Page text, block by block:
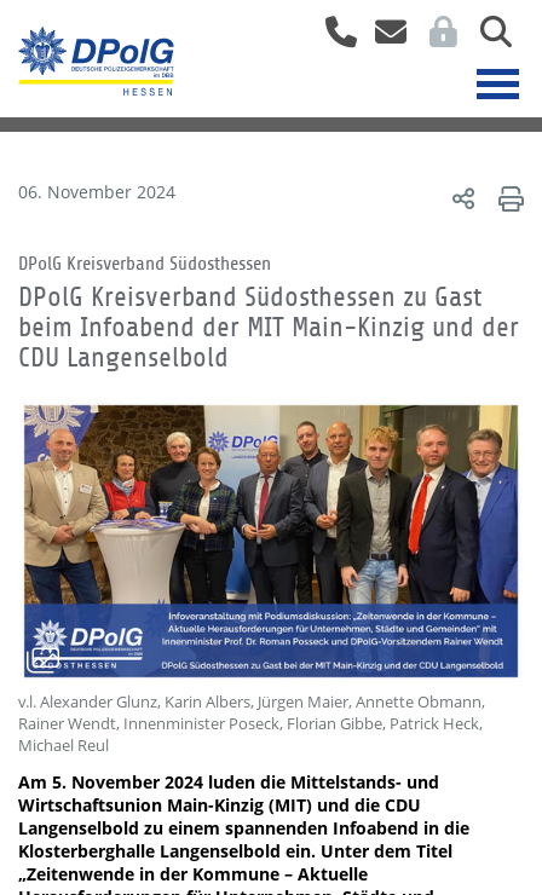
06. November 2024
DPolG Kreisverband Südosthessen
DPolG Kreisverband Südosthessen zu Gast
beim Infoabend der MIT Main-Kinzig und der
CDU Langenselbold
v.l. Alexander Glunz, Karin Albers, Jürgen Maier, Annette Obmann,
Rainer Wendt, Innenminister Poseck, Florian Gibbe, Patrick Heck,
Michael Reul
Am 5. November 2024 luden die Mittelstands- und
Wirtschaftsunion Main-Kinzig (MIT) und die CDU
Langenselbold zu einem spannenden Infoabend in die
Klosterberghalle Langenselbold ein. Unter dem Titel
„Zeitenwende in der Kommune – Aktuelle